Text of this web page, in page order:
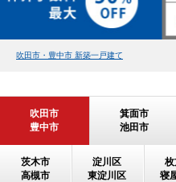
吹田市・豊中市 新築一戸建て
吹田市
豊中市
箕面市
池田市
茨木市
高槻市
淀川区
東淀川区
寝